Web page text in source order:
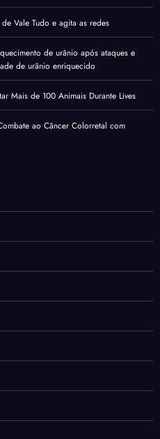
Vale Tudo e agita as redes
de urânio após ataques e
de urânio enriquecido
Mais de 100 Animais Durante Lives
ao Câncer Colorretal com